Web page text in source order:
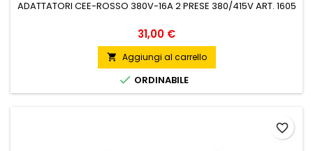
ADATTATORI CEE-ROSSO 380V-16A 2 PRESE 380/415V ART. 1605
Prezzo
31,00 €
 Aggiungi al carrello
 ORDINABILE
favorite_border